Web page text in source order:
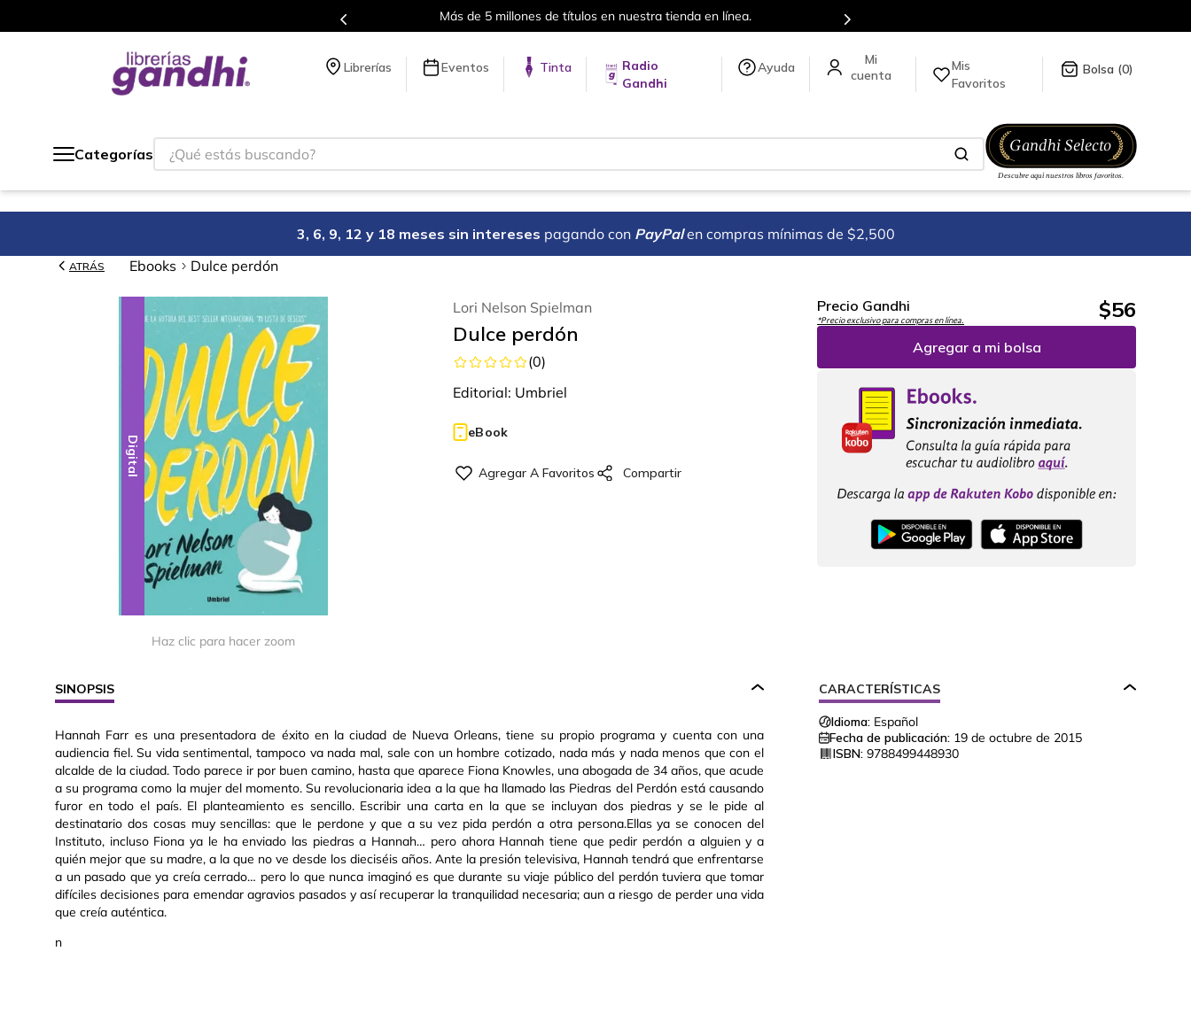
Más de 5 millones de títulos en nuestra tienda en línea.
Librerías Eventos Tinta
Radio
Gandhi
Ayuda
Mis
Favoritos
0
Categorías
¿Qué estás buscando?
3, 6, 9, 12 y 18 meses sin intereses pagando con PayPal en compras mínimas de $2,500
ATRÁS Ebooks Dulce perdón
Digital
Haz clic para hacer zoom
Lori Nelson Spielman
Dulce perdón
(0)
Editorial: Umbriel
eBook
Precio Gandhi
*Precio exclusivo para compras en línea. $56
Agregar a mi bolsa
SINOPSIS
Hannah Farr es una presentadora de éxito en la ciudad de Nueva Orleans, tiene su propio programa y cuenta con una
audiencia fiel. Su vida sentimental, tampoco va nada mal, sale con un hombre cotizado, nada más y nada menos que con el
alcalde de la ciudad. Todo parece ir por buen camino, hasta que aparece Fiona Knowles, una abogada de 34 años, que acude
a su programa como la mujer del momento. Su revolucionaria idea a la que ha llamado las Piedras del Perdón está causando
furor en todo el país. El planteamiento es sencillo. Escribir una carta en la que se incluyan dos piedras y se le pide al
destinatario dos cosas muy sencillas: que le perdone y que a su vez pida perdón a otra persona.Ellas ya se conocen del
Instituto, incluso Fiona ya le ha enviado las piedras a Hannah… pero ahora Hannah tiene que pedir perdón a alguien y a
quién mejor que su madre, a la que no ve desde los dieciséis años. Ante la presión televisiva, Hannah tendrá que enfrentarse
a un pasado que ya creía cerrado… pero lo que nunca imaginó es que durante su viaje público del perdón tuviera que tomar
difíciles decisiones para emendar agravios pasados y así recuperar la tranquilidad necesaria; aun a riesgo de perder una vida
que creía auténtica.
n
CARACTERÍSTICAS
Idioma: Español
Fecha de publicación: 19 de octubre de 2015
ISBN: 9788499448930